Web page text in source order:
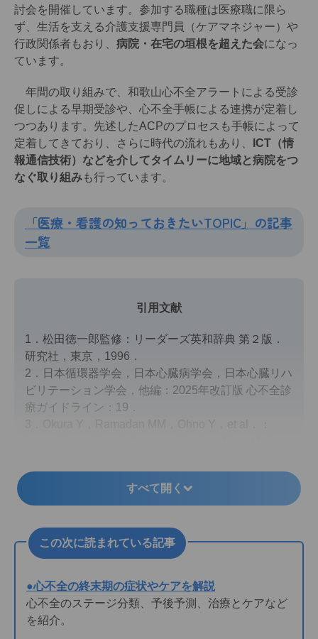
討会を開催しています。参加する職種は医療職に限ら
ず、生活を支える介護支援専門員（ケアマネジャー）や
行政関係者もおり、 病院・在宅の垣根を超えた会になっ
ています。
年間の取り組みで、和歌山心不全アラートによる受診
促しによる早期受診や、心不全手帳による連携が定着し
つつあります。先述したACPのプロセスも手帳によって
定着してきており、さらに時代の流れもあり、
ICT（情
報通信技術）などを介してタイムリーに地域と病院をつ
なぐ取り組みも行っています。
「医療・看護の知っておきたいTOPIC」の記事
一覧
引用文献
1．松田徳一郎監修：リーダーズ英和辞典 第２版．
研究社，東京，1996．
2．日本循環器学会，日本心臓病学会，日本心臓リハ
ビリテーション学会，他編：2025年改訂版 心不全診
療ガイドライン：19．
489-491．
4．厚生労働省：令和３（2021）年度 国民医療費の
概況．
https://www.mhlw.go.jp/toukei/saikin/hw/k-iryohi/2
1/dl/data.pdf
（2025.4.18アクセス）
5．和歌山県：和歌山県地域医療構想（概要）．
https://www.pref.wakayama.lg.jp/prefg/050100/imu
ka/chikiiryokoso_d/fil/gaiyo.pdf
（2025.4.18ア
クセス）
6．前掲書2：12．
すべて開く
この次に読まれている記事
●心不全の終末期の症状やケアを解説
心不全のステージ分類、予後予測、治療とケアなど
を紹介。